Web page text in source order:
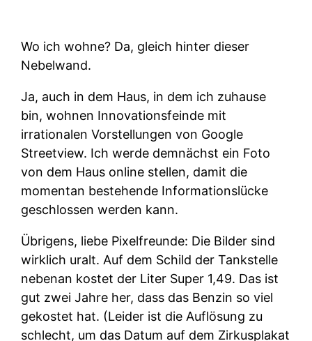
Wo ich wohne? Da, gleich hinter dieser
Nebelwand.
Ja, auch in dem Haus, in dem ich zuhause
bin, wohnen Innovationsfeinde mit
irrationalen Vorstellungen von Google
Streetview. Ich werde demnächst ein Foto
von dem Haus online stellen, damit die
momentan bestehende Informationslücke
geschlossen werden kann.
Übrigens, liebe Pixelfreunde: Die Bilder sind
wirklich uralt. Auf dem Schild der Tankstelle
nebenan kostet der Liter Super 1,49. Das ist
gut zwei Jahre her, dass das Benzin so viel
gekostet hat. (Leider ist die Auflösung zu
schlecht, um das Datum auf dem Zirkusplakat